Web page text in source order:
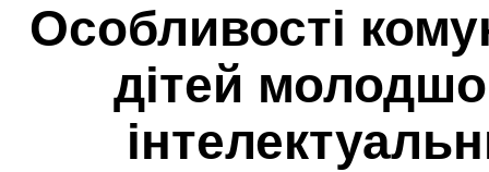
Особливості
дітей